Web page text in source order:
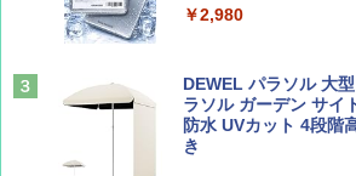
山と溪谷 2026年8月
￥1,540
地球の歩き方 スター
￥2,695
人用 折りたたみ 防災
￥4,980
￥2,980
DEWEL パラソル 大
ラソル ガーデン サイ
防水 UVカット 4段階
き